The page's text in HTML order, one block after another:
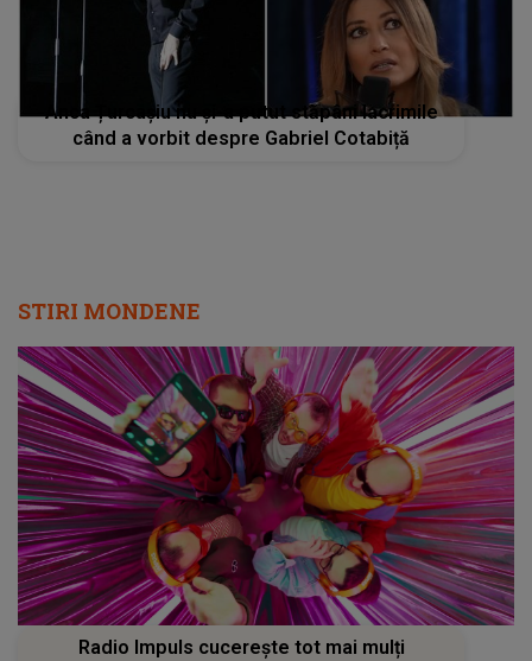
Anca Țurcașiu nu și-a putut stăpâni lacrimile
când a vorbit despre Gabriel Cotabiță
STIRI MONDENE
Radio Impuls cucerește tot mai mulți